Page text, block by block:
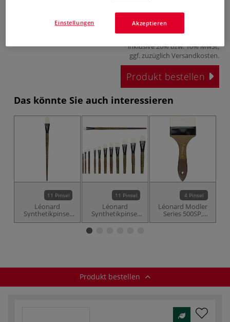
ab3,68 €
inklusive 20% bzw. 10% MwSt,
ggf. zuzüglich Versandkosten.
Produkt bestellen
Das könnte Sie auch interessieren
11 Pinsel
Léonard
Synthetikpinsel
Serie 500UB,
11 Pinsel
Léonard
Synthetikpinsel
Serie 500PL,
4 Pinsel
Léonard Modler
Series 500SP,
Synthetikfaser
Produkt bestellen
Akzeptieren
Einstellungen